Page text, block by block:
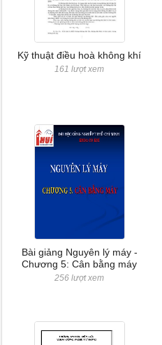
Kỹ thuật điều hoà không khí
161 lượt xem
Bài giảng Nguyên lý máy -
Chương 5: Cân bằng máy
256 lượt xem